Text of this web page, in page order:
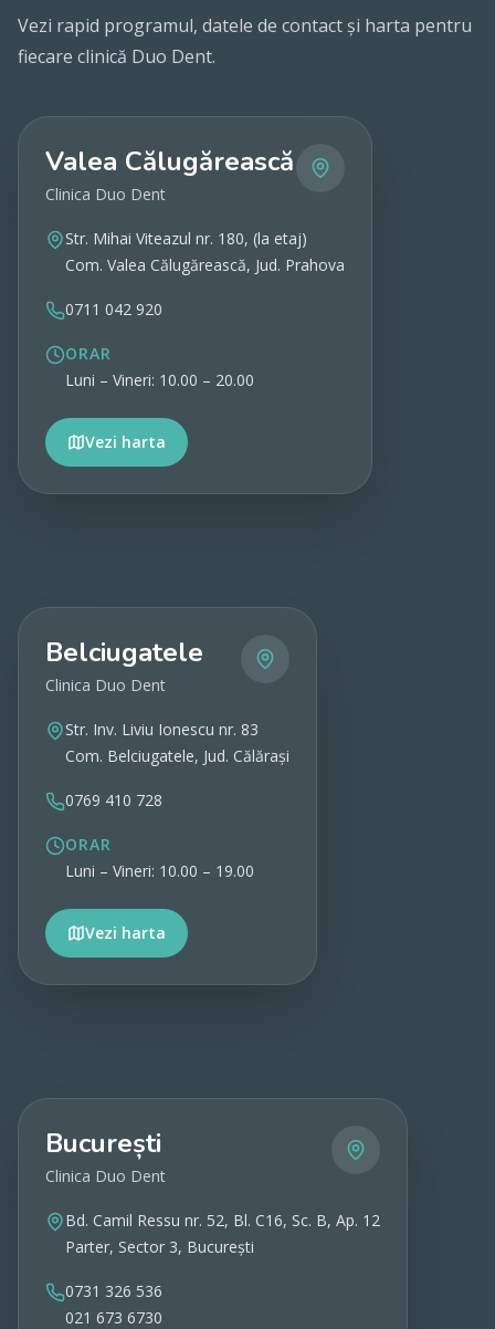
Vezi rapid programul, datele de contact și harta pentru
fiecare clinică Duo Dent.
Valea Călugărească
Clinica Duo Dent
Str. Mihai Viteazul nr. 180, (la etaj)
Com. Valea Călugărească, Jud. Prahova
0711 042 920
ORAR
Luni – Vineri: 10.00 – 20.00
Vezi harta
Vezi detalii
Belciugatele
Clinica Duo Dent
Str. Inv. Liviu Ionescu nr. 83
Com. Belciugatele, Jud. Călărași
0769 410 728
ORAR
Luni – Vineri: 10.00 – 19.00
Vezi harta
Vezi detalii
București
Clinica Duo Dent
Bd. Camil Ressu nr. 52, Bl. C16, Sc. B, Ap. 12
Parter, Sector 3, București
0731 326 536
021 673 6730